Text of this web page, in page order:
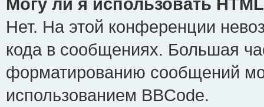
Нет. На этой конференции
кода в сообщениях. Большая
форматированию сообщений
использованием BBCode.